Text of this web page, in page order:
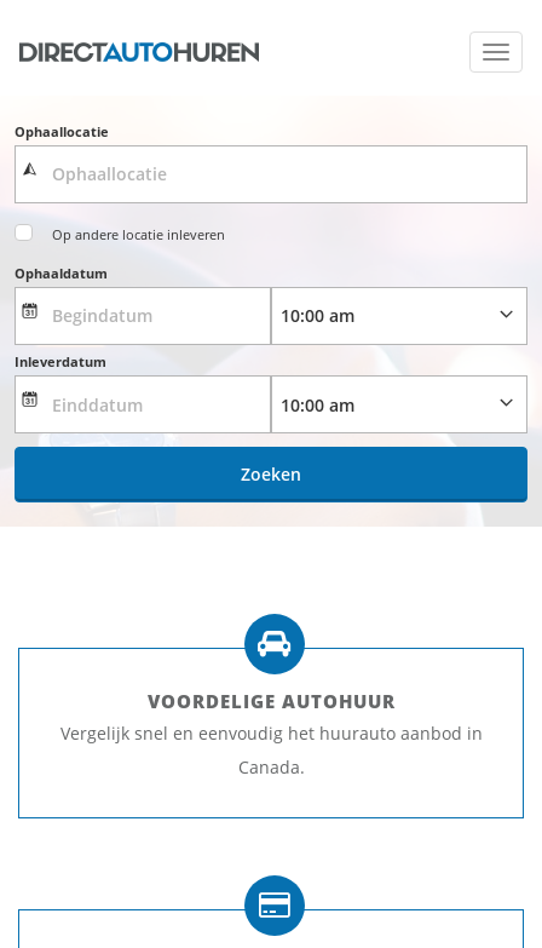
Ophaallocatie
Op andere locatie inleveren
Ophaaldatum
Inleverdatum
Zoeken
VOORDELIGE AUTOHUUR
Vergelijk snel en eenvoudig het huurauto aanbod in
Canada.